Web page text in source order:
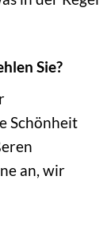
Sie?
Schönheit
an, wir